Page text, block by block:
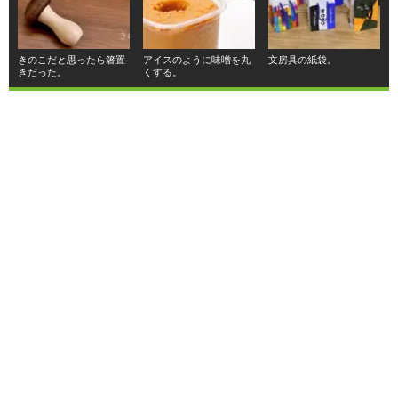
きのこだと思ったら箸置
きだった。
アイスのように味噌を丸
くする。
文房具の紙袋。